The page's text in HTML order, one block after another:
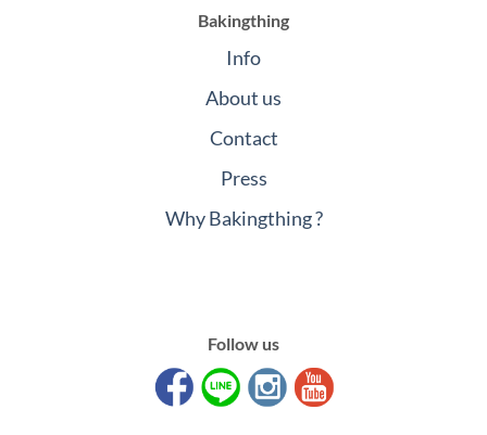
Bakingthing
Info
About us
Contact
Press
Why Bakingthing ?
Follow us